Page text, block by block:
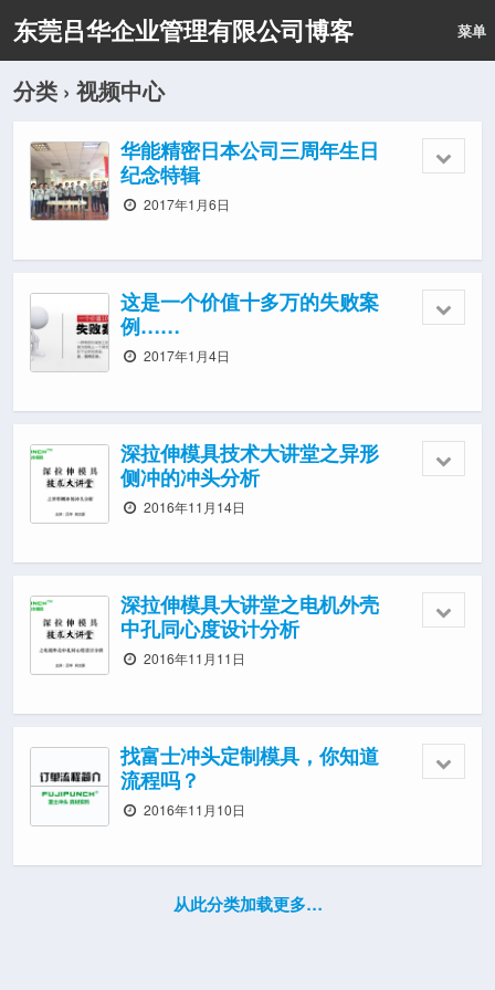
东莞吕华企业管理有限公司博客 菜单
分类 › 视频中心
华能精密日本公司三周年生日
纪念特辑
2017年1月6日
这是一个价值十多万的失败案
例……
2017年1月4日
深拉伸模具技术大讲堂之异形
侧冲的冲头分析
2016年11月14日
深拉伸模具大讲堂之电机外壳
中孔同心度设计分析
2016年11月11日
找富士冲头定制模具，你知道
流程吗？
2016年11月10日
从此分类加载更多…